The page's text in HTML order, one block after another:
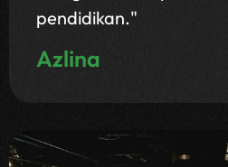
pendidikan."
Azlina